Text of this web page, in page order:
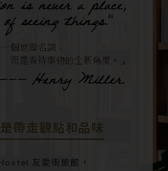
帶走觀點和品味
友愛街旅館，